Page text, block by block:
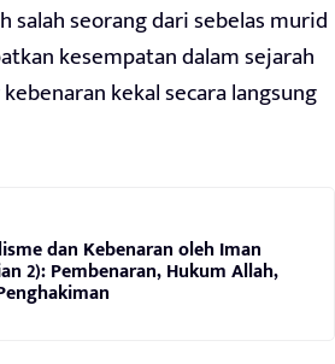
salah seorang dari sebelas murid
kesempatan dalam sejarah
kekal secara langsung
dan Kebenaran oleh Iman
2): Pembenaran, Hukum Allah,